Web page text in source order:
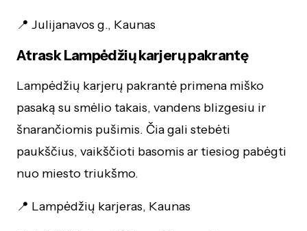
📍 Julijanavos g., Kaunas
Atrask Lampėdžių karjerų pakrantę
Lampėdžių karjerų pakrantė primena miško
pasaką su smėlio takais, vandens blizgesiu ir
šnarančiomis pušimis. Čia gali stebėti
paukščius, vaikščioti basomis ar tiesiog pabėgti
nuo miesto triukšmo.
📍 Lampėdžių karjeras, Kaunas